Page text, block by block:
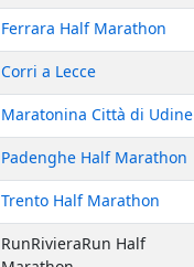
Ferrara Half Marathon
Corri a Lecce
Maratonina Città di Udine
Padenghe Half Marathon
Trento Half Marathon
RunRivieraRun Half